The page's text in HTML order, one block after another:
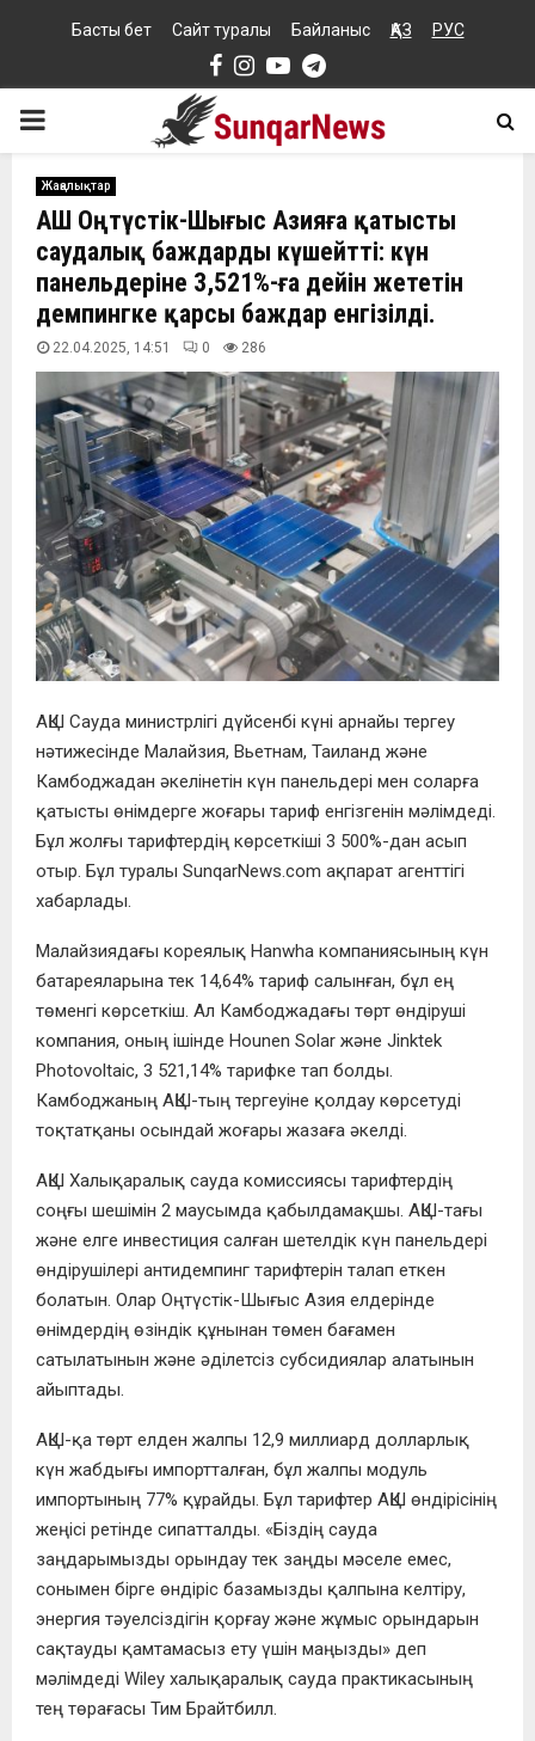
Басты бет Сайт туралы Байланыс ҚАЗ РУС
Facebook
Instagram
YoutubeTelegram
PRIMARY
MENU
Жаңалықтар
АҚШ Оңтүстік-Шығыс Азияға қатысты
саудалық баждарды күшейтті: күн
панельдеріне 3,521%-ға дейін жететін
демпингке қарсы баждар енгізілді.
22.04.2025, 14:51 0 286
АҚШ Сауда министрлігі дүйсенбі күні арнайы тергеу
нәтижесінде Малайзия, Вьетнам, Таиланд және
Камбоджадан әкелінетін күн панельдері мен соларға
қатысты өнімдерге жоғары тариф енгізгенін мәлімдеді.
Бұл жолғы тарифтердің көрсеткіші 3 500%-дан асып
отыр. Бұл туралы SunqarNews.com ақпарат агенттігі
хабарлады.
Малайзиядағы кореялық Hanwha компаниясының күн
батареяларына тек 14,64% тариф салынған, бұл ең
төменгі көрсеткіш. Ал Камбоджадағы төрт өндіруші
компания, оның ішінде Hounen Solar және Jinktek
Photovoltaic, 3 521,14% тарифке тап болды.
Камбоджаның АҚШ-тың тергеуіне қолдау көрсетуді
тоқтатқаны осындай жоғары жазаға әкелді.
АҚШ Халықаралық сауда комиссиясы тарифтердің
соңғы шешімін 2 маусымда қабылдамақшы. АҚШ-тағы
және елге инвестиция салған шетелдік күн панельдері
өндірушілері антидемпинг тарифтерін талап еткен
болатын. Олар Оңтүстік-Шығыс Азия елдерінде
өнімдердің өзіндік құнынан төмен бағамен
сатылатынын және әділетсіз субсидиялар алатынын
айыптады.
АҚШ-қа төрт елден жалпы 12,9 миллиард долларлық
күн жабдығы импортталған, бұл жалпы модуль
импортының 77% құрайды. Бұл тарифтер АҚШ өндірісінің
жеңісі ретінде сипатталды. «Біздің сауда
заңдарымызды орындау тек заңды мәселе емес,
сонымен бірге өндіріс базамызды қалпына келтіру,
энергия тәуелсіздігін қорғау және жұмыс орындарын
сақтауды қамтамасыз ету үшін маңызды» деп
мәлімдеді Wiley халықаралық сауда практикасының
тең төрағасы Тим Брайтбилл.